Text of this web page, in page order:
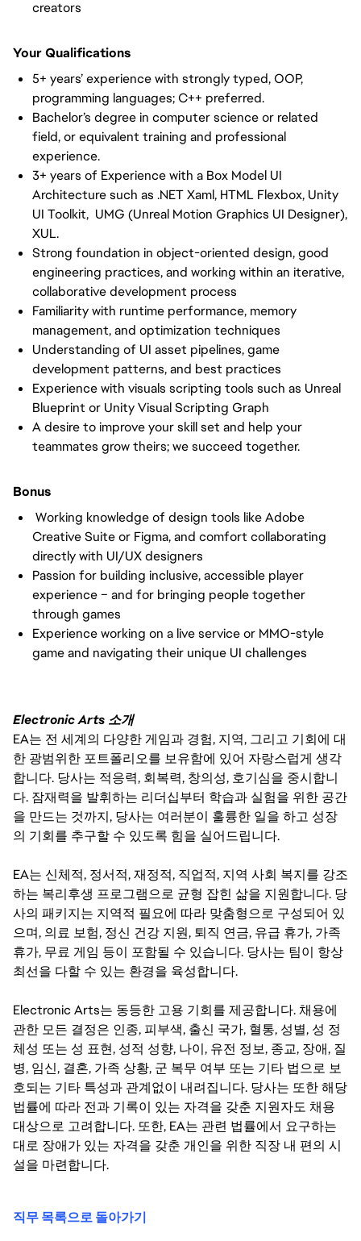
creators
Your Qualifications
5+ years’ experience with strongly typed, OOP,
programming languages; C++ preferred.
Bachelor’s degree in computer science or related
field, or equivalent training and professional
experience.
3+ years of Experience with a Box Model UI
Architecture such as .NET Xaml, HTML Flexbox, Unity
UI Toolkit, UMG (Unreal Motion Graphics UI Designer),
XUL.
Strong foundation in object-oriented design, good
engineering practices, and working within an iterative,
collaborative development process
Familiarity with runtime performance, memory
management, and optimization techniques
Understanding of UI asset pipelines, game
development patterns, and best practices
Experience with visuals scripting tools such as Unreal
Blueprint or Unity Visual Scripting Graph
A desire to improve your skill set and help your
teammates grow theirs; we succeed together.
Bonus
Working knowledge of design tools like Adobe
Creative Suite or Figma, and comfort collaborating
directly with UI/UX designers
Passion for building inclusive, accessible player
experience – and for bringing people together
through games
Experience working on a live service or MMO-style
game and navigating their unique UI challenges
Electronic Arts 소개
EA는 전 세계의 다양한 게임과 경험, 지역, 그리고 기회에 대
한 광범위한 포트폴리오를 보유함에 있어 자랑스럽게 생각
합니다. 당사는 적응력, 회복력, 창의성, 호기심을 중시합니
다. 잠재력을 발휘하는 리더십부터 학습과 실험을 위한 공간
을 만드는 것까지, 당사는 여러분이 훌륭한 일을 하고 성장
의 기회를 추구할 수 있도록 힘을 실어드립니다.
EA는 신체적, 정서적, 재정적, 직업적, 지역 사회 복지를 강조
하는 복리후생 프로그램으로 균형 잡힌 삶을 지원합니다. 당
사의 패키지는 지역적 필요에 따라 맞춤형으로 구성되어 있
으며, 의료 보험, 정신 건강 지원, 퇴직 연금, 유급 휴가, 가족
휴가, 무료 게임 등이 포함될 수 있습니다. 당사는 팀이 항상
최선을 다할 수 있는 환경을 육성합니다.
Electronic Arts는 동등한 고용 기회를 제공합니다. 채용에
관한 모든 결정은 인종, 피부색, 출신 국가, 혈통, 성별, 성 정
체성 또는 성 표현, 성적 성향, 나이, 유전 정보, 종교, 장애, 질
병, 임신, 결혼, 가족 상황, 군 복무 여부 또는 기타 법으로 보
호되는 기타 특성과 관계없이 내려집니다. 당사는 또한 해당
법률에 따라 전과 기록이 있는 자격을 갖춘 지원자도 채용
대상으로 고려합니다. 또한, EA는 관련 법률에서 요구하는
대로 장애가 있는 자격을 갖춘 개인을 위한 직장 내 편의 시
설을 마련합니다.
직무 목록으로 돌아가기